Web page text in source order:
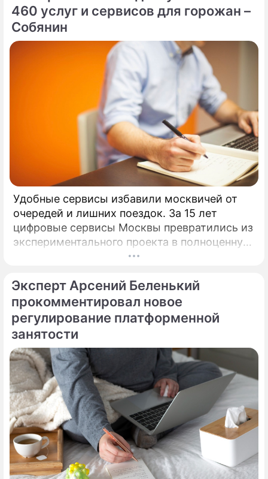
460 услуг и сервисов для горожан –
Собянин
Удобные сервисы избавили москвичей от
очередей и лишних поездок. За 15 лет
цифровые сервисы Москвы превратились из
экспериментального проекта в полноценную
систему, без которой уже сложно
Эксперт Арсений Беленький
прокомментировал новое
регулирование платформенной
занятости